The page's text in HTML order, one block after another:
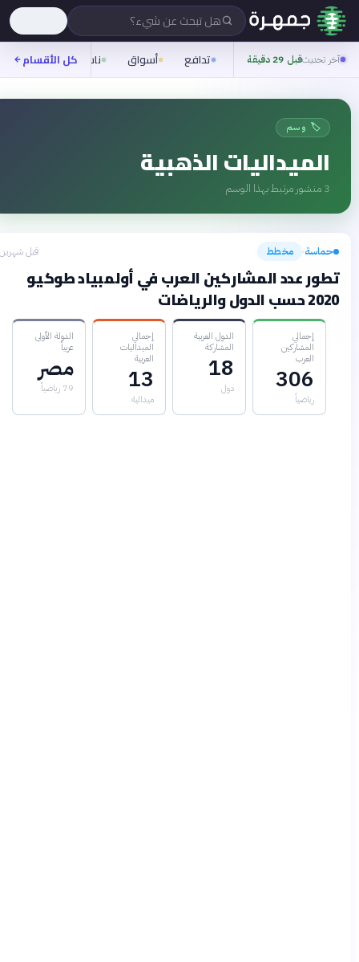
هل تبحث عن شيء؟
آخر تحديثقبل 29 دقيقة تدافع أسواق ناس روح
كل الأقسام
🏷️ وسم
الميداليات الذهبية
منشور مرتبط بهذا الوسم
حماسة› مخطط قبل شهرين
تطور عدد المشاركين العرب في أولمبياد طوكيو
2020 حسب الدول والرياضات
إجمالي
المشاركين
العرب
306
رياضياً
الدول العربية
المشاركة
18
إجمالي
الميداليات
العربية
13
ميدالية
الدولة الأولى
مصر